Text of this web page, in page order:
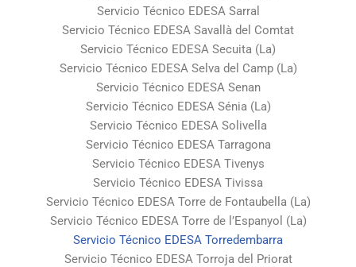
Servicio Técnico EDESA Sarral
Servicio Técnico EDESA Savallà del Comtat
Servicio Técnico EDESA Secuita (La)
Servicio Técnico EDESA Selva del Camp (La)
Servicio Técnico EDESA Senan
Servicio Técnico EDESA Sénia (La)
Servicio Técnico EDESA Solivella
Servicio Técnico EDESA Tarragona
Servicio Técnico EDESA Tivenys
Servicio Técnico EDESA Tivissa
Servicio Técnico EDESA Torre de Fontaubella (La)
Servicio Técnico EDESA Torre de l’Espanyol (La)
Servicio Técnico EDESA Torredembarra
Servicio Técnico EDESA Torroja del Priorat